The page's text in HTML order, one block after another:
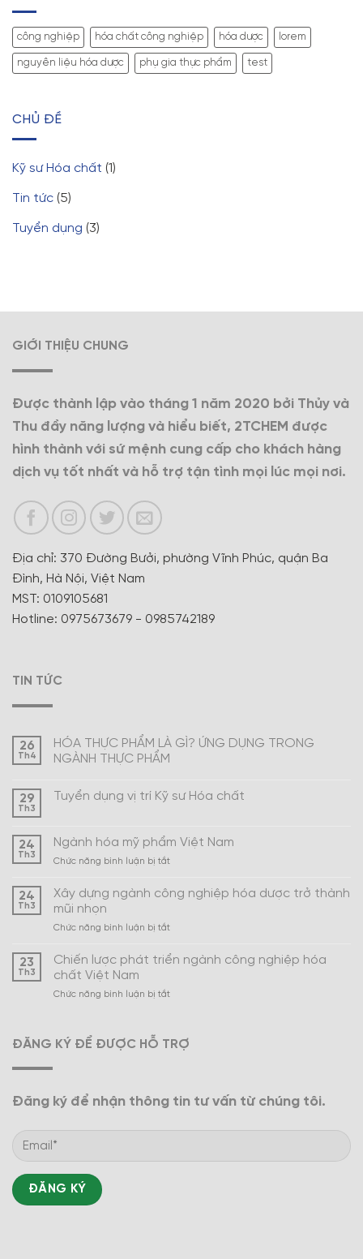
công nghiệp hóa chất công nghiệp hóa dược lorem
nguyên liệu hóa dược phụ gia thực phẩm test
CHỦ ĐỀ
Kỹ sư Hóa chất (1)
Tin tức (5)
Tuyển dụng (3)
GIỚI THIỆU CHUNG
Được thành lập vào tháng 1 năm 2020 bởi Thủy và
Thu đầy năng lượng và hiểu biết, 2TCHEM được
hình thành với sứ mệnh cung cấp cho khách hàng
dịch vụ tốt nhất và hỗ trợ tận tình mọi lúc mọi nơi.
Địa chỉ: 370 Đường Bưởi, phường Vĩnh Phúc, quận Ba
Đình, Hà Nội, Việt Nam
MST: 0109105681
Hotline: 0975673679 - 0985742189
TIN TỨC
26
Th4
HÓA THỰC PHẨM LÀ GÌ? ỨNG DỤNG TRONG
NGÀNH THỰC PHẨM
29
Th3
Tuyển dụng vị trí Kỹ sư Hóa chất
24
Th3
Ngành hóa mỹ phẩm Việt Nam
Chức năng bình luận bị tắtở
mỹ
Việt
24
Th3
Xây dựng ngành công nghiệp hóa dược trở thành
mũi nhọn
Chức năng bình luận bị tắtở
dựng
ngành
nghiệp
trở
thành
23
Th3
Chiến lược phát triển ngành công nghiệp hóa
chất Việt Nam
Chức năng bình luận bị tắtở
triển
hóa
Việt
ĐĂNG KÝ ĐỂ ĐƯỢC HỖ TRỢ
Đăng ký để nhận thông tin tư vấn từ chúng tôi.